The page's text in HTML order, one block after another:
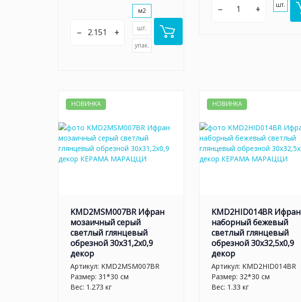
– +
м2
шт.
упак.
– + шт.
НОВИНКА
KMD2MSM007BR Ифран
мозаичный серый
светлый глянцевый
обрезной 30x31,2x0,9
декор
Артикул: KMD2MSM007BR
Размер: 31*30 см
Вес: 1.273 кг
НОВИНКА
KMD2HID014BR Ифран
наборный бежевый
светлый глянцевый
обрезной 30x32,5x0,9
декор
Артикул: KMD2HID014BR
Размер: 32*30 см
Вес: 1.33 кг